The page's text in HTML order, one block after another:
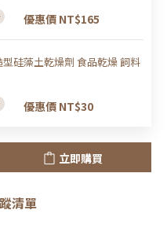
優惠價 NT$165
型硅藻土乾燥劑 食品乾燥 飼料
優惠價 NT$30
立即購買
清單